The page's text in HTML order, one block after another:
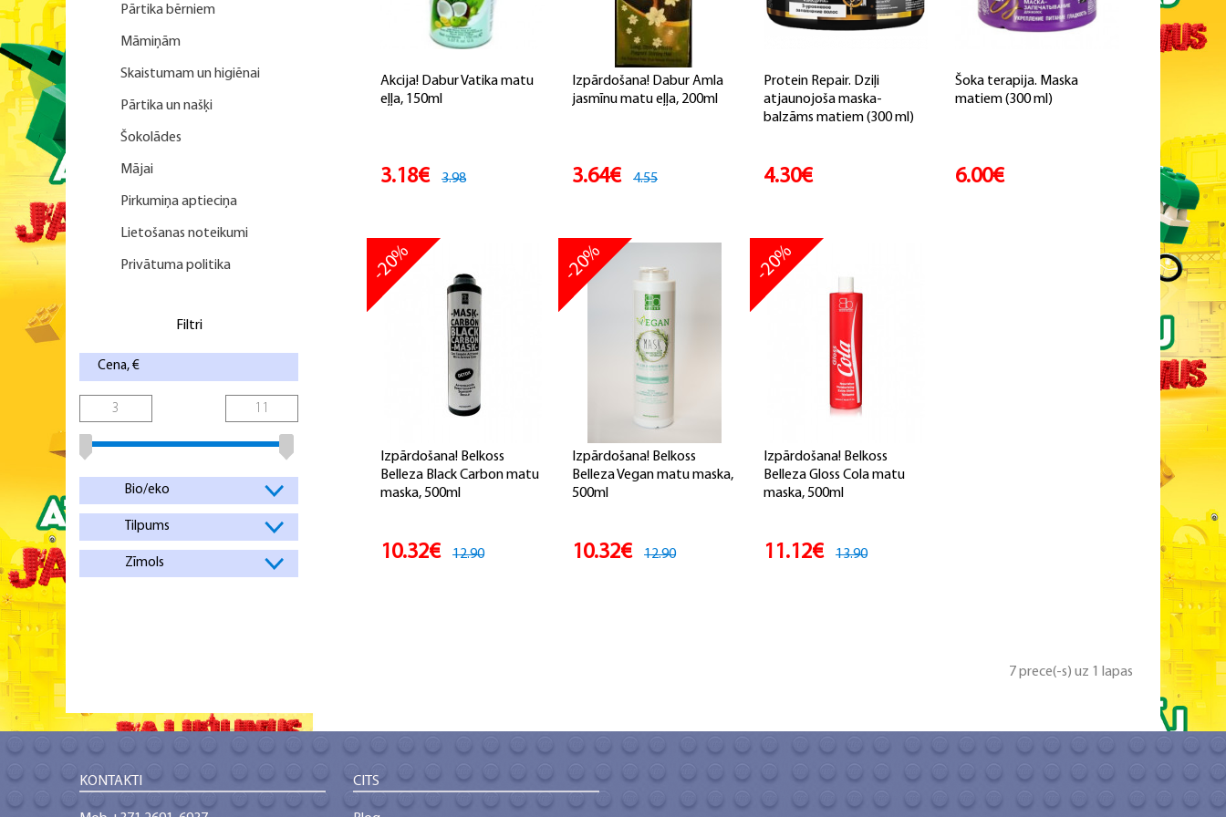
Pārtika bērniem
Māmiņām
Skaistumam un higiēnai
Pārtika un našķi
Šokolādes
Mājai
Pirkumiņa aptieciņa
Lietošanas noteikumi
Privātuma politika
Filtri
Cena, €
Bio/eko
Tilpums
Zīmols
Akcija! Dabur Vatika matu
eļļa, 150ml
3.18€ 3.98
Izpārdošana! Dabur Amla
jasmīnu matu eļļa, 200ml
3.64€ 4.55
Protein Repair. Dziļi
atjaunojoša maska-
balzāms matiem (300 ml)
4.30€
Šoka terapija. Maska
matiem (300 ml)
6.00€
Izpārdošana! Belkoss
Belleza Black Carbon matu
maska, 500ml
-20%
10.32€ 12.90
Izpārdošana! Belkoss
Belleza Vegan matu maska,
500ml
-20%
10.32€ 12.90
Izpārdošana! Belkoss
Belleza Gloss Cola matu
maska, 500ml
-20%
11.12€ 13.90
7 prece(-s) uz 1 lapas
KONTAKTI CITS